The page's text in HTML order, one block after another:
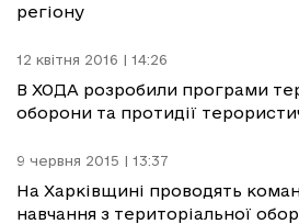
регіону
12 квітня 2016 | 14:26
В ХОДА розробили програми
оборони та протидії
9 червня 2015 | 13:37
На Харківщині проводять
навчання з територіальної